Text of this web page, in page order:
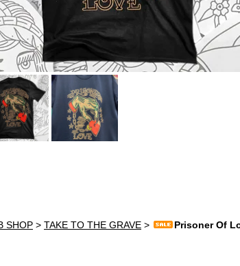
SHOP > TAKE TO THE GRAVE > Prisoner Of